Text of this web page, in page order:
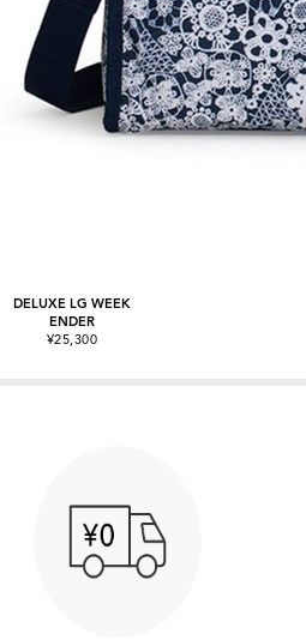
DELUXE LG WEEK
ENDER
¥25,300